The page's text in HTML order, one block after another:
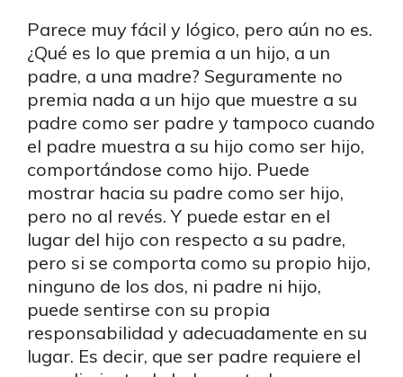
Parece muy fácil y lógico, pero aún no es.
¿Qué es lo que premia a un hijo, a un
padre, a una madre? Seguramente no
premia nada a un hijo que muestre a su
padre como ser padre y tampoco cuando
el padre muestra a su hijo como ser hijo,
comportándose como hijo. Puede
mostrar hacia su padre como ser hijo,
pero no al revés. Y puede estar en el
lugar del hijo con respecto a su padre,
pero si se comporta como su propio hijo,
ninguno de los dos, ni padre ni hijo,
puede sentirse con su propia
responsabilidad y adecuadamente en su
lugar. Es decir, que ser padre requiere el